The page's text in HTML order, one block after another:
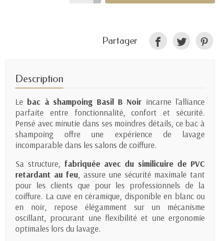
Partager
Description
Le bac à shampoing Basil B Noir incarne l'alliance
parfaite entre fonctionnalité, confort et sécurité.
Pensé avec minutie dans ses moindres détails, ce bac à
shampoing offre une expérience de lavage
incomparable dans les salons de coiffure.
Sa structure, fabriquée avec du similicuire de PVC
retardant au feu , assure une sécurité maximale tant
pour les clients que pour les professionnels de la
coiffure. La cuve en céramique, disponible en blanc ou
en noir, repose élégamment sur un mécanisme
oscillant, procurant une flexibilité et une ergonomie
optimales lors du lavage.